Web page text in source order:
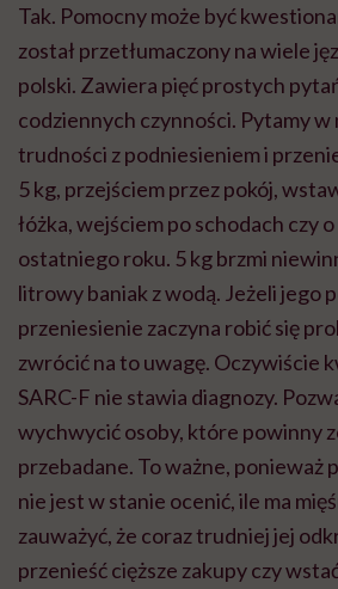
Tak. Pomocny może być
został przetłumaczony na wiele
polski. Zawiera pięć prostych
codziennych czynności. Pytamy w
trudności z podniesieniem i
5 kg, przejściem przez pokój,
łóżka, wejściem po schodach czy
ostatniego roku. 5 kg brzmi
litrowy baniak z wodą. Jeżeli jego
przeniesienie zaczyna robić się
zwrócić na to uwagę. Oczywiście
SARC-F nie stawia diagnozy.
wychwycić osoby, które powinny
przebadane. To ważne, ponieważ
nie jest w stanie ocenić, ile ma
zauważyć, że coraz trudniej jej
przenieść cięższe zakupy czy